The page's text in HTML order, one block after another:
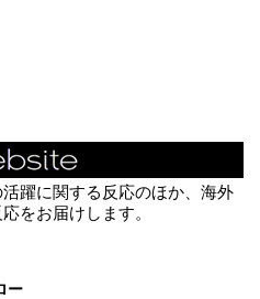
躍に関する反応のほか、海外
をお届けします。
ー